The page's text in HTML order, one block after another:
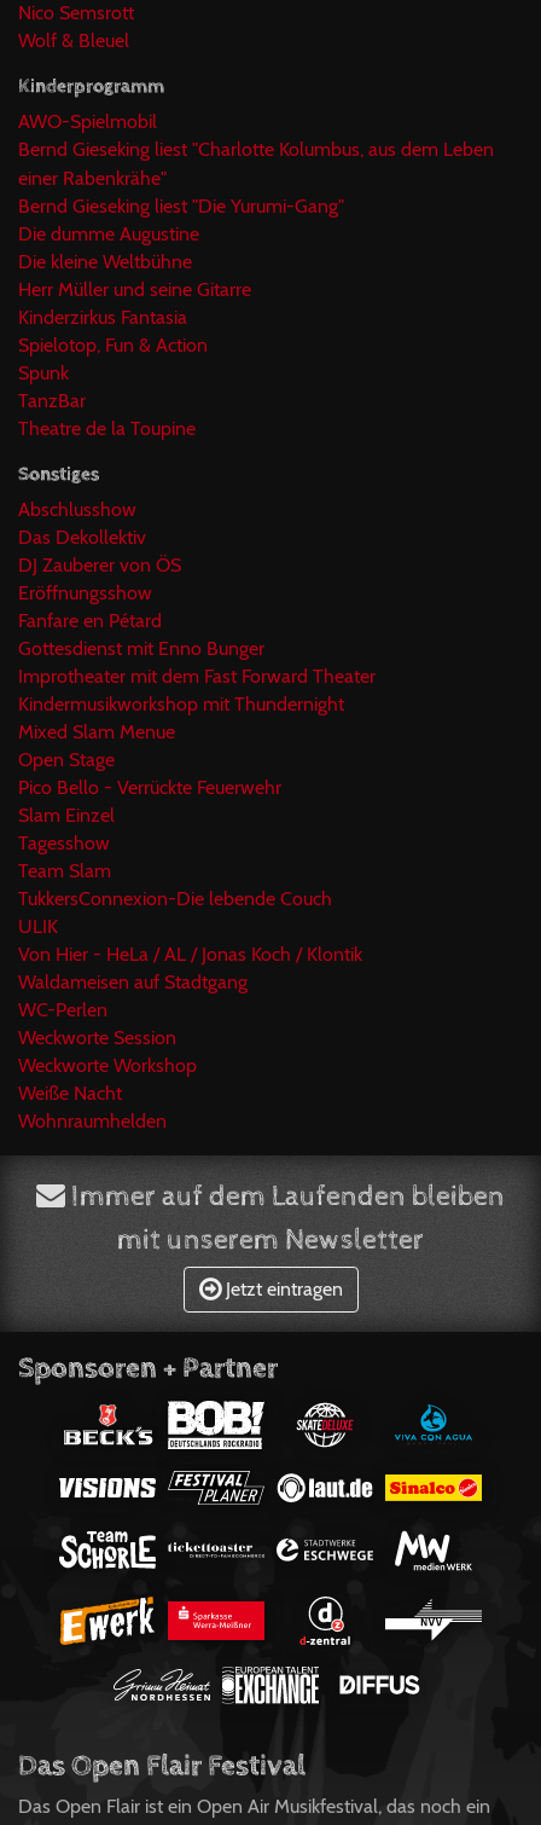
Nico Semsrott
Wolf & Bleuel
Kinderprogramm
AWO-Spielmobil
Bernd Gieseking liest "Charlotte Kolumbus, aus dem Leben
einer Rabenkrähe"
Bernd Gieseking liest "Die Yurumi-Gang"
Die dumme Augustine
Die kleine Weltbühne
Herr Müller und seine Gitarre
Kinderzirkus Fantasia
Spielotop, Fun & Action
Spunk
TanzBar
Theatre de la Toupine
Sonstiges
Abschlusshow
Das Dekollektiv
DJ Zauberer von ÖS
Eröffnungsshow
Fanfare en Pétard
Gottesdienst mit Enno Bunger
Improtheater mit dem Fast Forward Theater
Kindermusikworkshop mit Thundernight
Mixed Slam Menue
Open Stage
Pico Bello - Verrückte Feuerwehr
Slam Einzel
Tagesshow
Team Slam
TukkersConnexion-Die lebende Couch
ULIK
Von Hier - HeLa / AL / Jonas Koch / Klontik
Waldameisen auf Stadtgang
WC-Perlen
Weckworte Session
Weckworte Workshop
Weiße Nacht
Wohnraumhelden
Immer auf dem Laufenden bleiben
mit unserem Newsletter
Jetzt eintragen
Sponsoren + Partner
Das Open Flair Festival
Das Open Flair ist ein Open Air Musikfestival, das noch ein